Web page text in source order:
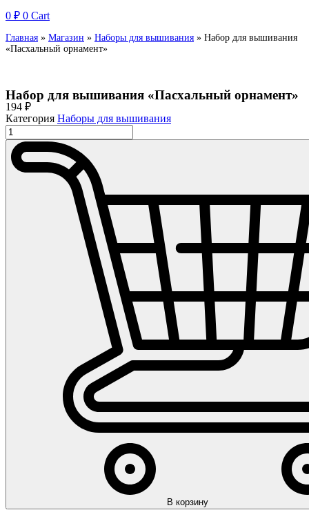
0 ₽ 0 Cart
Главная » Магазин » Наборы для вышивания » Набор для вышивания
«Пасхальный орнамент»
Набор для вышивания «Пасхальный орнамент»
194 ₽
Категория Наборы для вышивания
Количество
товара
Набор
для
вышивания
В корзину